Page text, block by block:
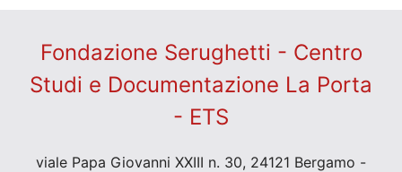
Fondazione Serughetti - Centro
Studi e Documentazione La Porta
- ETS
viale Papa Giovanni XXIII n. 30, 24121 Bergamo -